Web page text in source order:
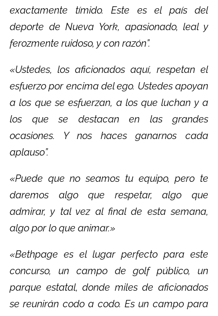
exactamente tímido. Este es el país del
deporte de Nueva York, apasionado, leal y
ferozmente ruidoso, y con razón”.
«Ustedes, los aficionados aquí, respetan el
esfuerzo por encima del ego. Ustedes apoyan
a los que se esfuerzan, a los que luchan y a
los que se destacan en las grandes
ocasiones. Y nos haces ganarnos cada
aplauso”.
«Puede que no seamos tu equipo, pero te
daremos algo que respetar, algo que
admirar, y tal vez al final de esta semana,
algo por lo que animar.»
«Bethpage es el lugar perfecto para este
concurso, un campo de golf público, un
parque estatal, donde miles de aficionados
se reunirán codo a codo. Es un campo para